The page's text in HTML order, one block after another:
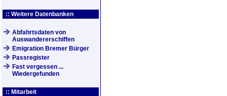
:: Weitere Datenbanken
Abfahrtsdaten von
Auswandererschiffen
Emigration Bremer Bürger
Passregister
Fast vergessen ...
Wiedergefunden
:: Mitarbeit